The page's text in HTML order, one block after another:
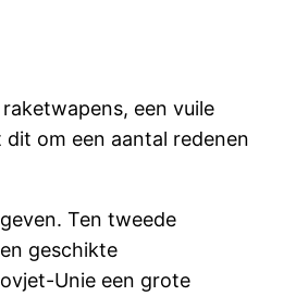
een vuile
om een aantal redenen
Ten tweede
geschikte
Unie een grote